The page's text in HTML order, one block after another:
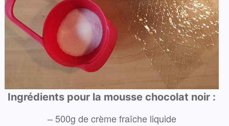
Ingrédients pour la mousse chocolat noir :
– 500g de crème fraîche liquide